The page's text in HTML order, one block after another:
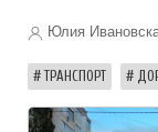
Юлия
ТРАНСПОРТ